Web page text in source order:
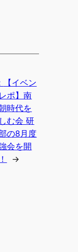
【イベン
ポ】南
時代を
む会 研
の8月度
会を開
→